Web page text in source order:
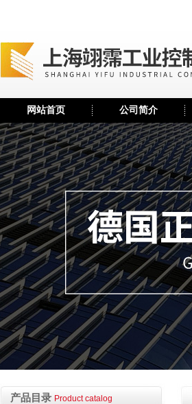
网站首页 公司简介
产品目录 Product catalog